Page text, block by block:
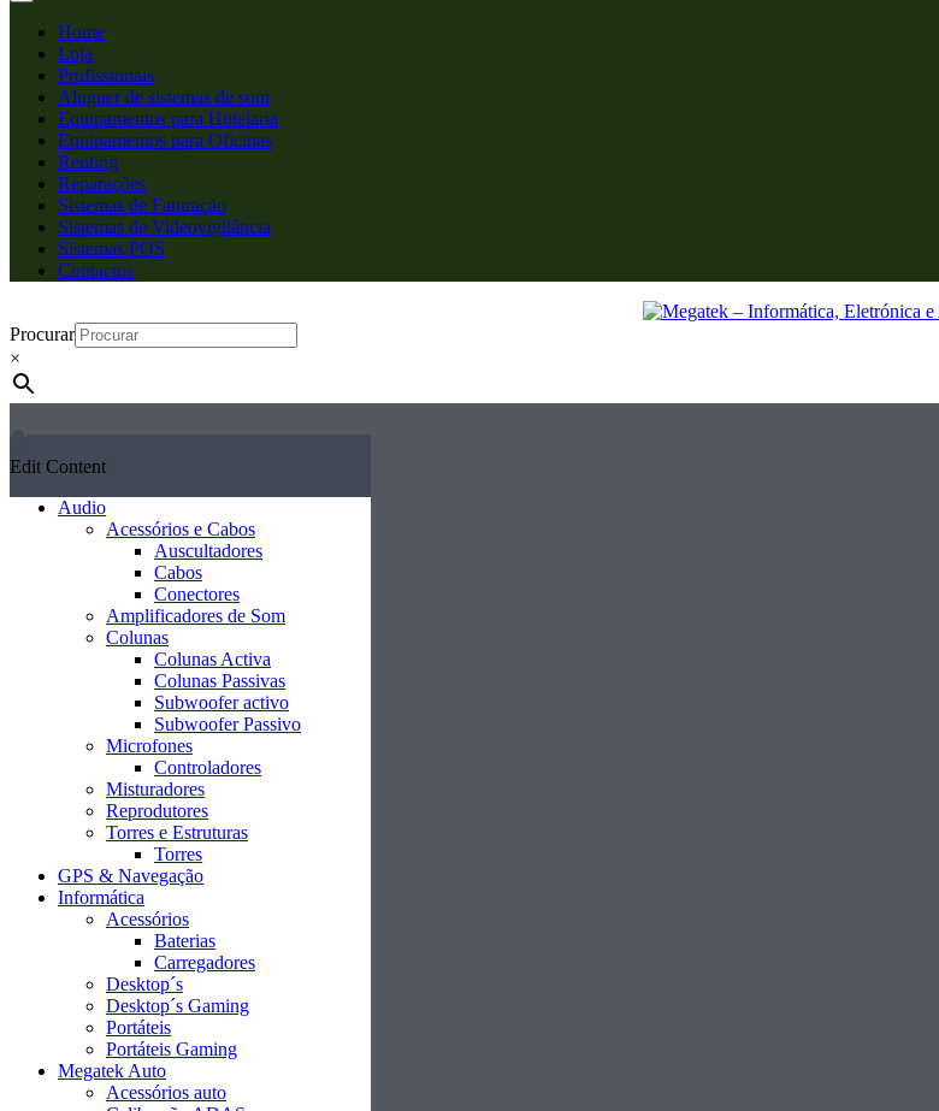
Home
Loja
Profissionais
Aluguer de sistemas de som
Equipamentos para Hotelaria
Equipamentos para Oficinas
Renting
Reparações
Sistemas de Faturação
Sistemas de Videovigilância
Sistemas POS
Contactos
Procurar
×
Edit Content
Audio
Acessórios e Cabos
Auscultadores
Cabos
Conectores
Amplificadores de Som
Colunas
Colunas Activa
Colunas Passivas
Subwoofer activo
Subwoofer Passivo
Microfones
Controladores
Misturadores
Reprodutores
Torres e Estruturas
Torres
GPS & Navegação
Informática
Acessórios
Baterias
Carregadores
Desktop´s
Desktop´s Gaming
Portáteis
Portáteis Gaming
Megatek Auto
Acessórios auto